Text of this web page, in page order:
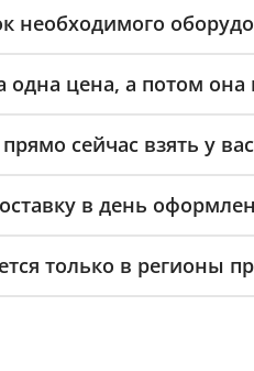
необходимого
одна цена, а потом она
сейчас взять у
в день
только в регионы